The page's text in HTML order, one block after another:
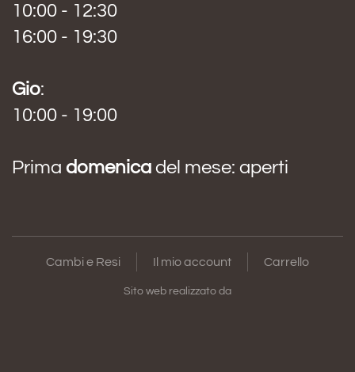
10:00 - 12:30
16:00 - 19:30
Gio:
10:00 - 19:00
Prima domenica del mese: aperti
Cambi e Resi Il mio account Carrello
Sito web realizzato da